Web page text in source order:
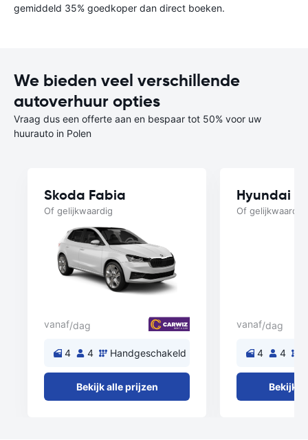
gemiddeld 35% goedkoper dan direct boeken.
We bieden veel verschillende
autoverhuur opties
Vraag dus een offerte aan en bespaar tot 50% voor uw
huurauto in Polen
Skoda Fabia
Of gelijkwaardig
vanaf/dag
4 4 Handgeschakeld
Bekijk alle prijzen
Hyundai
Of gelijkwaardig
vanaf/dag
4 4
Bekijk